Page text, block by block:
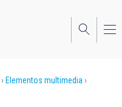
Elementos multimedia